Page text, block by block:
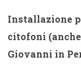
Installazione
citofoni
Giovanni in